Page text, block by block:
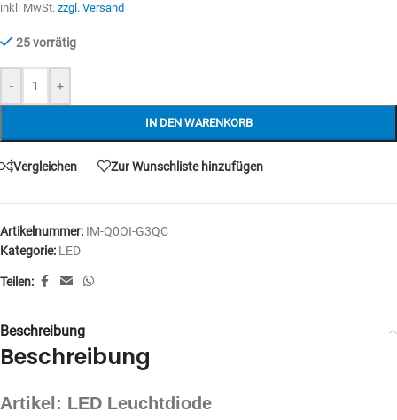
inkl. MwSt. zzgl. Versand
25 vorrätig
- +
IN DEN WARENKORB
Vergleichen Zur Wunschliste hinzufügen
Artikelnummer: IM-Q0OI-G3QC
Kategorie: LED
Teilen:
Beschreibung
Beschreibung
Artikel: LED Leuchtdiode